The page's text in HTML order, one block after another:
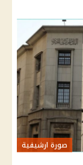
صورة ارشيفية